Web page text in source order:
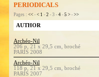
PERIODICALS
Pages : << - < 1 - 2 - 3 - 4 - 5 > - >>
AUTHOR
Archéo-Nil
206 p, 21 x 29,5 cm, broché
PARIS 2008
Archéo-Nil
118 p, 21 x 29,5 cm, broché
PARIS 2007